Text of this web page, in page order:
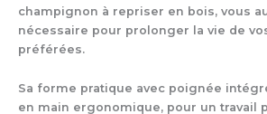
champignon à repriser en bois, vous
nécessaire pour prolonger la vie de
préférées.
Sa forme pratique avec poignée
en main ergonomique, pour un travail